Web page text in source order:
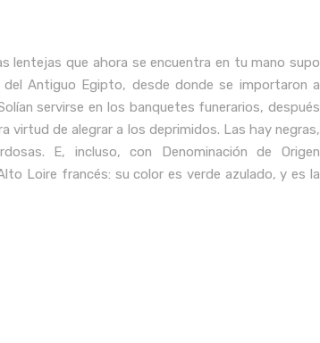
lentejas que ahora se encuentra en tu mano supo
Antiguo Egipto, desde donde se importaron a
servirse en los banquetes funerarios, después
virtud de alegrar a los deprimidos. Las hay negras,
E, incluso, con Denominación de Origen
Loire francés: su color es verde azulado, y es la